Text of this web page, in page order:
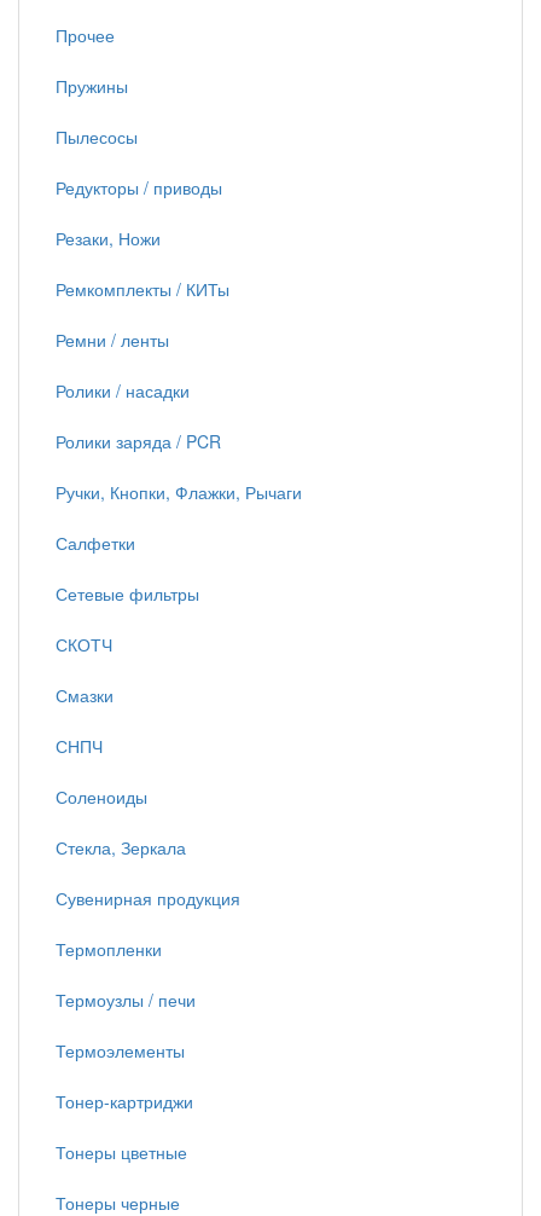
Прочее
Пружины
Пылесосы
Редукторы / приводы
Резаки, Ножи
Ремкомплекты / КИТы
Ремни / ленты
Ролики / насадки
Ролики заряда / PCR
Ручки, Кнопки, Флажки, Рычаги
Салфетки
Сетевые фильтры
СКОТЧ
Смазки
СНПЧ
Соленоиды
Стекла, Зеркала
Сувенирная продукция
Термопленки
Термоузлы / печи
Термоэлементы
Тонер-картриджи
Тонеры цветные
Тонеры черные